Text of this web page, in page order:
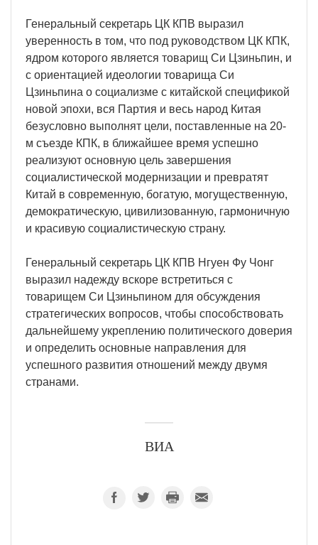
Генеральный секретарь ЦК КПВ выразил
уверенность в том, что под руководством ЦК КПК,
ядром которого является товарищ Си Цзиньпин, и
с ориентацией идеологии товарища Си
Цзиньпина о социализме с китайской спецификой
новой эпохи, вся Партия и весь народ Китая
безусловно выполнят цели, поставленные на 20-
м съезде КПК, в ближайшее время успешно
реализуют основную цель завершения
социалистической модернизации и превратят
Китай в современную, богатую, могущественную,
демократическую, цивилизованную, гармоничную
и красивую социалистическую страну.
Генеральный секретарь ЦК КПВ Нгуен Фу Чонг
выразил надежду вскоре встретиться с
товарищем Си Цзиньпином для обсуждения
стратегических вопросов, чтобы способствовать
дальнейшему укреплению политического доверия
и определить основные направления для
успешного развития отношений между двумя
странами.
ВИА